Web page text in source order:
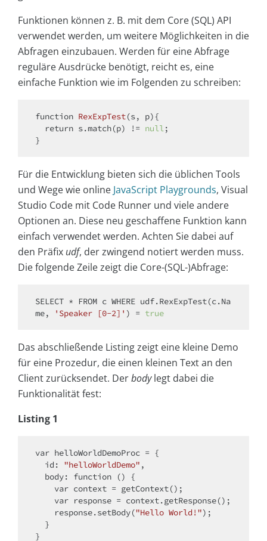
Funktionen können z. B. mit dem Core (SQL) API
verwendet werden, um weitere Möglichkeiten in die
Abfragen einzubauen. Werden für eine Abfrage
reguläre Ausdrücke benötigt, reicht es, eine
einfache Funktion wie im Folgenden zu schreiben:
function RexExpTest(s, p){
return s.match(p) != null;
Für die Entwicklung bieten sich die üblichen Tools
und Wege wie online JavaScript Playgrounds, Visual
Studio Code mit Code Runner und viele andere
Optionen an. Diese neu geschaffene Funktion kann
einfach verwendet werden. Achten Sie dabei auf
den Präfix udf, der zwingend notiert werden muss.
Die folgende Zeile zeigt die Core-(SQL-)Abfrage:
SELECT * FROM c WHERE udf.RexExpTest(c.Na
me,
'Speaker [0-2]' ) = true
Das abschließende Listing zeigt eine kleine Demo
für eine Prozedur, die einen kleinen Text an den
Client zurücksendet. Derbodylegt dabei die
Funktionalität fest:
Listing 1
var helloWorldDemoProc = {
id : "helloWorldDemo" ,
body: function () {
var context = getContext();
var response = context.getResponse();
    response.setBody(
"Hello World!");